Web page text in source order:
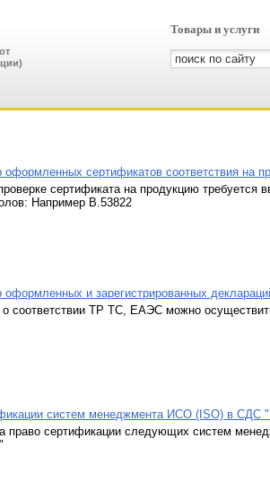
Товары и услуги
оформленных сертификатов соответствия на
сертификата на продукцию требуется
Например В.53822
оформленных и зарегистрированных
о соответствии ТР ТС, ЕАЭС можно
систем менеджмента ИСО (ISO) в СДС
право сертификации следующих систем